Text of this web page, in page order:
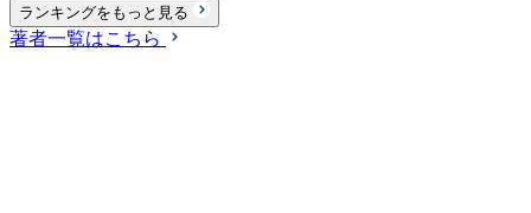
ランキングをもっと見る
著者一覧はこちら